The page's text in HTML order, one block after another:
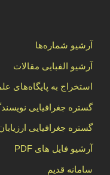
آرشیو شماره‌ها
آرشیو الفبایی مقالات
استخراج به پایگاه‌های
گستره جغرافیایی
گستره جغرافیایی
آرشیو فایل های PDF
سامانه قدیم